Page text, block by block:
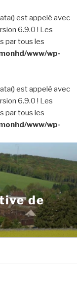
est appelé avec
6.9.0 ! Les
par tous les
www/wp-
est appelé avec
6.9.0 ! Les
par tous les
www/wp-
de